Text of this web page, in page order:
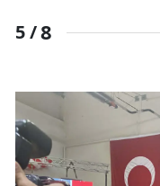
5 /8